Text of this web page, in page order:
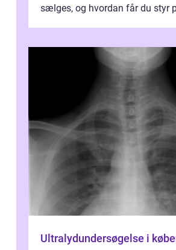
sælges, og hvordan får du styr
Ultralydundersøgelse i